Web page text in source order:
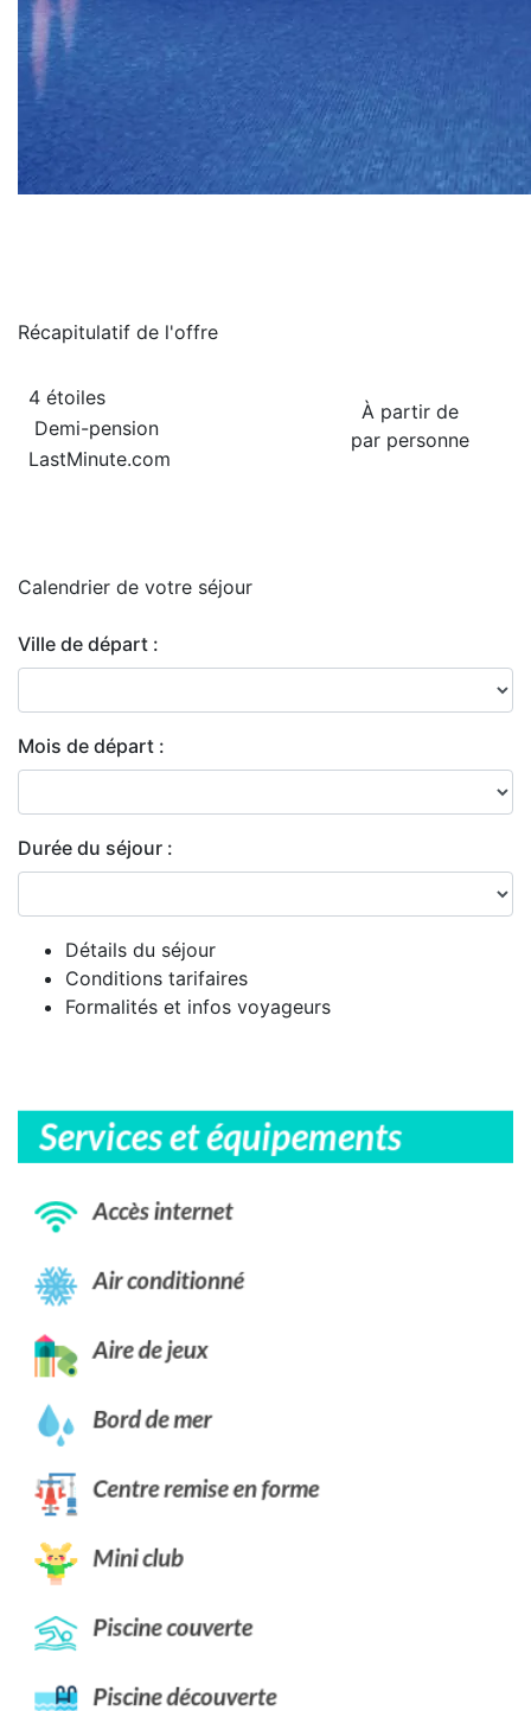
Récapitulatif de l'offre
À partir de
par personne
4 étoiles
Demi-pension
LastMinute.com
Calendrier de votre séjour
Ville de départ :
Mois de départ :
Durée du séjour :
Détails du séjour
Conditions tarifaires
Formalités et infos voyageurs